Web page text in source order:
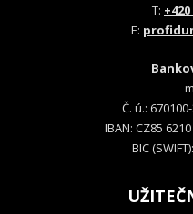
T:
E:
Č. ú.:
IBAN: CZ85
BIC